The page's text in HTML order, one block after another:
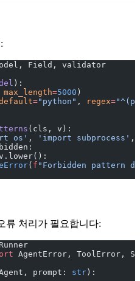
Field, validator
):
max_length=5000 )
="python" , regex=
(cls, v):
os' , 'import subprocess' ,
( f "Forbidden pattern
류 처리가 필요합니다:
AgentError, ToolError,
prompt: str):